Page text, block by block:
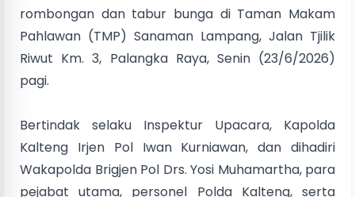
rombongan dan tabur bunga di Taman Makam
Pahlawan (TMP) Sanaman Lampang, Jalan Tjilik
Riwut Km. 3, Palangka Raya, Senin (23/6/2026)
pagi.
Bertindak selaku Inspektur Upacara, Kapolda
Kalteng Irjen Pol Iwan Kurniawan, dan dihadiri
Wakapolda Brigjen Pol Drs. Yosi Muhamartha, para
pejabat utama, personel Polda Kalteng, serta